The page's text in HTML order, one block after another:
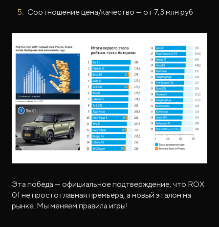
Соотношение цена/качество — от 7,3 млн руб
Эта победа — официальное подтверждение, что ROX
01 не просто главная премьера, а новый эталон на
рынке. Мы меняем правила игры!